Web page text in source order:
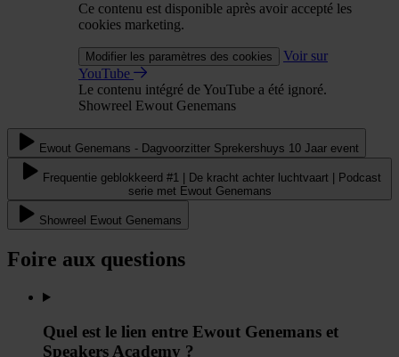
Ce contenu est disponible après avoir accepté les
cookies marketing.
Modifier les paramètres des cookies
Voir sur
YouTube
Le contenu intégré de YouTube a été ignoré.
Showreel Ewout Genemans
Ewout Genemans - Dagvoorzitter Sprekershuys 10 Jaar event
Frequentie geblokkeerd #1 | De kracht achter luchtvaart | Podcast
serie met Ewout Genemans
Showreel Ewout Genemans
Foire aux questions
Quel est le lien entre Ewout Genemans et
Speakers Academy ?